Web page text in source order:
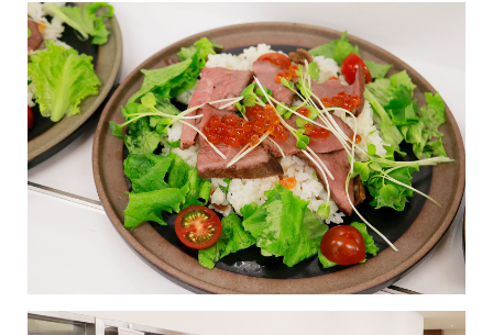
株式会社ファミリア
株式会社NEXT
株式会社make better
株式会社ピース
株式会社YAMATO Asia
株式会社Anniversary
カーチョイス・レンタカーサービス株式会社
株式会社AKKO
株式会社プラスぽぽぽ
特定非営利活動法人ホームホスピスこまつ
一般社団法人日本うんこ文化学会
リサーチ・アンド・デベロップメント事業
食品の品質・衛生管理トータルサポート事業
ロジスティクス事業
レンタカーサービス事業
福祉就労支援事業
インシュアランス事業
資格認定事業
グローバル・ネットワーク事業